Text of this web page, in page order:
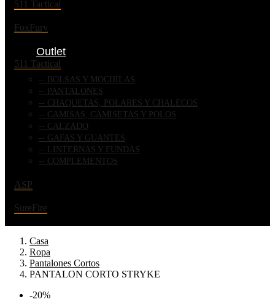
511 Tactical
FoxFury
Outlet
511 Tactical
BOLSAS Y MOCHILAS
PANTALONES
CHAQUETAS, POLARES Y CHALECOS
CAMISAS, CAMISETAS Y POLOS
CALZADO
GAFAS Y GUANTES
LINTERNAS Y FUNDAS
COMPLEMENTOS
ASP
SureFire
Casa
Ropa
Pantalones Cortos
PANTALON CORTO STRYKE
-20%